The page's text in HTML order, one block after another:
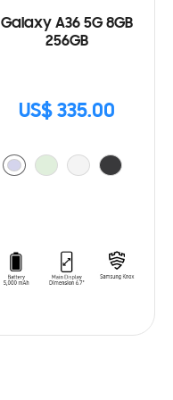
Galaxy A36 5G 8GB
256GB
US$ 335.00